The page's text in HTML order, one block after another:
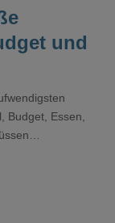
und
Budget, Essen,
ist und trotzdem